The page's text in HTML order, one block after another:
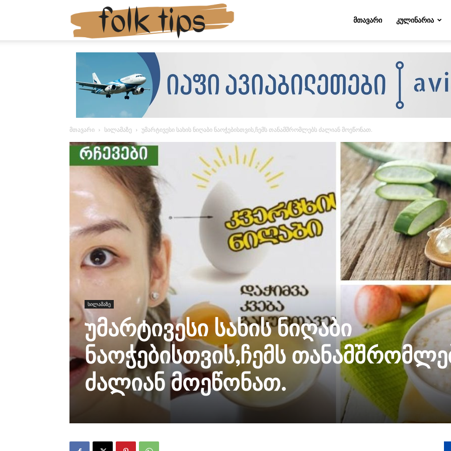
Folktips.org ᲛᲗᲐᲕᲐᲠᲘ ᲙᲣᲚᲘᲜᲐᲠᲘᲐ
მთავარი სილამაზე უმარტივესი სახის ნიღაბი ნაოჭებისთვის,ჩემს თანამშრომლებს ძალიან მოეწონათ.
სილამაზე
უმარტივესი სახის ნიღაბი
ნაოჭებისთვის,ჩემს
ძალიან მოეწონათ.